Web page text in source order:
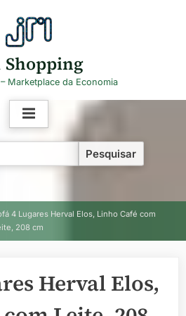
Shopping
Marketplace da Economia
4 Lugares Herval Elos, Linho Café com
208 cm
Herval Elos,